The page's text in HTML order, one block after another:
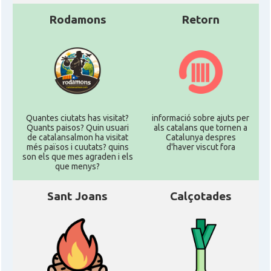
Rodamons
Quantes ciutats has visitat?
Quants paisos? Quin usuari
de catalansalmon ha visitat
més països i cuutats? quins
son els que mes agraden i els
que menys?
Retorn
informació sobre ajuts per
als catalans que tornen a
Catalunya despres
d'haver viscut fora
Sant Joans Calçotades